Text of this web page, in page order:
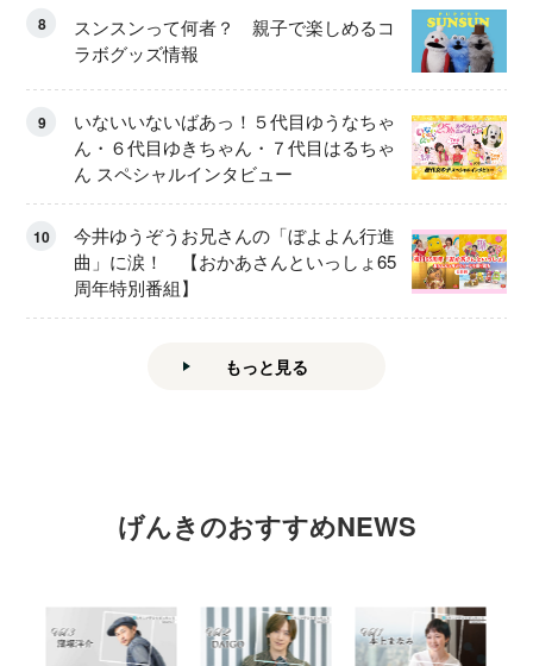
8
スンスンって何者？ 親子で楽しめるコ
ラボグッズ情報
9
いないいないばあっ！５代目ゆうなちゃ
ん・６代目ゆきちゃん・７代目はるちゃ
ん スペシャルインタビュー
10
今井ゆうぞうお兄さんの「ぼよよん行進
曲」に涙！ 【おかあさんといっしょ65
周年特別番組】
もっと見る
げんきのおすすめNEWS